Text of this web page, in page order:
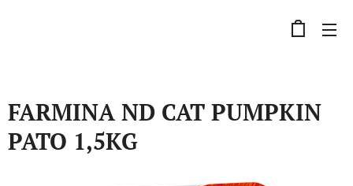
FARMINA ND CAT PUMPKIN
PATO 1,5KG